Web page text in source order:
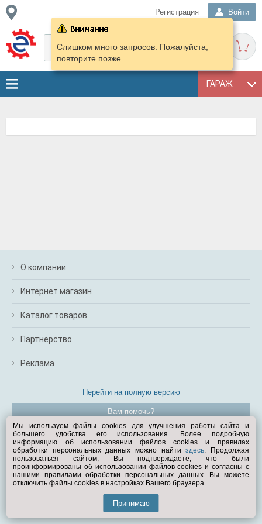
Регистрация Войти
ГАРАЖ
Слишком много запросов. Пожалуйста,
повторите позже.
О компании
Интернет магазин
Каталог товаров
Партнерство
Реклама
Перейти на полную версию
Вам помочь?
© Exist.ru 1998—2026
Мы используем файлы cookies для улучшения работы сайта и
большего удобства его использования. Более подробную
информацию об использовании файлов cookies и правилах
обработки персональных данных можно найтиздесь. Продолжая
пользоваться сайтом, Вы подтверждаете, что были
проинформированы об использовании файлов cookies и согласны с
нашими правилами обработки персональных данных. Вы можете
отключить файлы cookies в настройках Вашего браузера.
Принимаю